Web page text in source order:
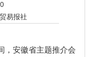
易报社
，安徽省主题推介会